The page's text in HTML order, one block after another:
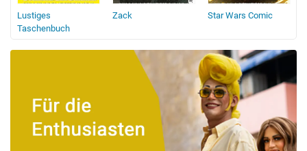
Lustiges
Taschenbuch
Zack Star Wars Comic